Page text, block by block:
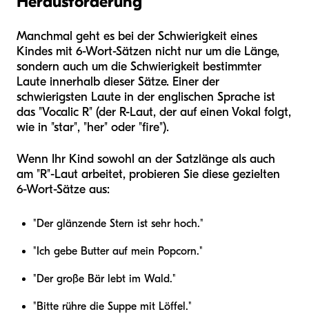
Manchmal geht es bei der Schwierigkeit eines
Kindes mit 6-Wort-Sätzen nicht nur um die Länge,
sondern auch um die Schwierigkeit bestimmter
Laute innerhalb dieser Sätze. Einer der
schwierigsten Laute in der englischen Sprache ist
das "Vocalic R" (der R-Laut, der auf einen Vokal folgt,
wie in "star", "her" oder "fire").
Wenn Ihr Kind sowohl an der Satzlänge als auch
am "R"-Laut arbeitet, probieren Sie diese gezielten
6-Wort-Sätze aus:
"Der glänzende Stern ist sehr hoch."
"Ich gebe Butter auf mein Popcorn."
"Der große Bär lebt im Wald."
"Bitte rühre die Suppe mit Löffel."